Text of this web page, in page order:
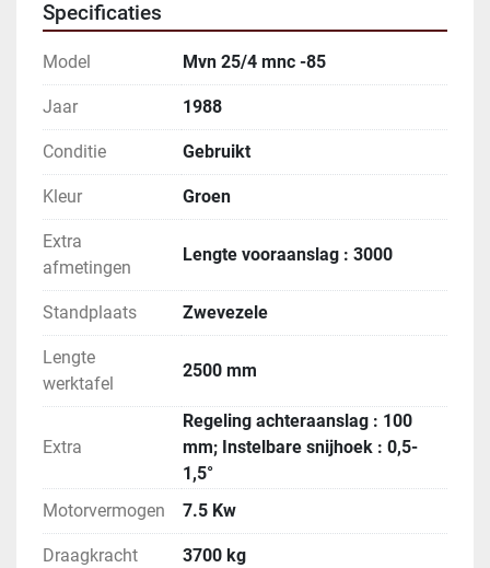
Specificaties
Model Mvn 25/4 mnc -85
Jaar 1988
Conditie Gebruikt
Kleur Groen
Extra
afmetingen
Lengte vooraanslag : 3000
Standplaats Zwevezele
Lengte
werktafel
2500 mm
Extra
Regeling achteraanslag : 100
mm; Instelbare snijhoek : 0,5-
1,5°
Motorvermogen
7.5 Kw
Draagkracht 3700 kg